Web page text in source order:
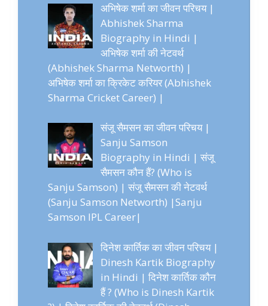
अभिषेक शर्मा का जीवन परिचय |
Abhishek Sharma
Biography in Hindi |
अभिषेक शर्मा की नेटवर्थ
(Abhishek Sharma Networth) |
अभिषेक शर्मा का क्रिकेट करियर (Abhishek
Sharma Cricket Career) |
संजू सैमसन का जीवन परिचय |
Sanju Samson
Biography in Hindi | संजू
सैमसन कौन हैं? (Who is
Sanju Samson) | संजू सैमसन की नेटवर्थ
(Sanju Samson Networth) |Sanju
Samson IPL Career|
दिनेश कार्तिक का जीवन परिचय |
Dinesh Kartik Biography
in Hindi | दिनेश कार्तिक कौन
हैं ? (Who is Dinesh Kartik